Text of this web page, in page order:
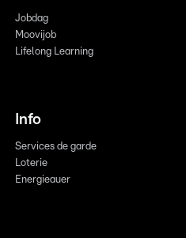
Jobdag
Moovijob
Lifelong Learning
Info
Services de garde
Loterie
Energieauer